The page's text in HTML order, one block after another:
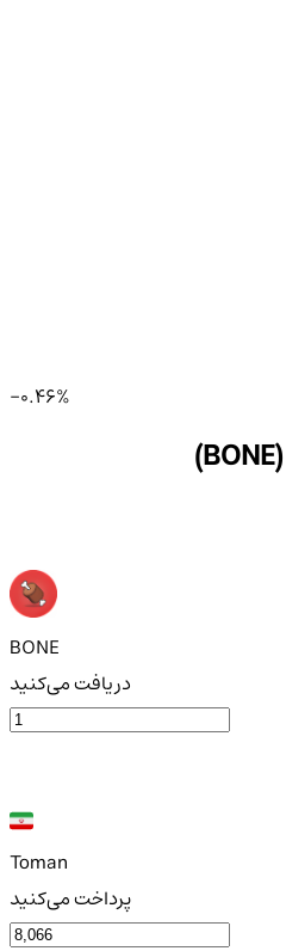
-0.46%
BONE
دریافت می‌کنید
Toman
پرداخت می‌کنید